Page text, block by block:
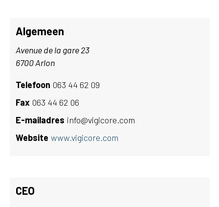
Algemeen
Avenue de la gare 23
6700 Arlon
Telefoon 063 44 62 09
Fax 063 44 62 06
E-mailadres info@vigicore.com
Website www.vigicore.com
CEO